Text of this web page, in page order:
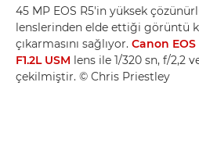
45 MP EOS R5'in yüksek
lenslerinden elde ettiği görüntü
çıkarmasını sağlıyor. Canon EOS
F1.2L USM lens ile 1/320 sn, f/2,2
çekilmiştir. © Chris Priestley